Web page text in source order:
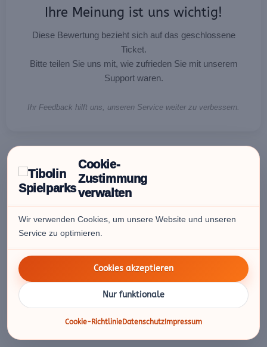
Cookie-
Zustimmung
verwalten
Wir verwenden Cookies, um unsere Website und unseren
Service zu optimieren.
Cookies akzeptieren
Nur funktionale
Cookie-RichtlinieDatenschutz Impressum
Ihre Meinung ist uns wichtig!
Diese Bewertung bezieht sich auf das geschlossene
Ticket.
Bitte teilen Sie uns mit, wie zufrieden Sie mit unserem
Support waren.
Ihr Feedback hilft uns, unseren Service weiter zu verbessern.